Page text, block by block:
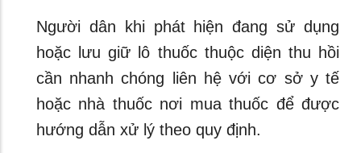
Người dân khi phát hiện đang sử dụng
hoặc lưu giữ lô thuốc thuộc diện thu hồi
cần nhanh chóng liên hệ với cơ sở y tế
hoặc nhà thuốc nơi mua thuốc để được
hướng dẫn xử lý theo quy định.